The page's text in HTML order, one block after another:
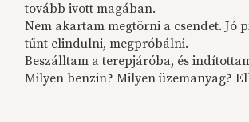
tovább ivott magában.
Nem akartam megtörni a csendet. Jó
tűnt elindulni, megpróbálni.
Beszálltam a terepjáróba, és
Milyen benzin? Milyen üzemanyag?